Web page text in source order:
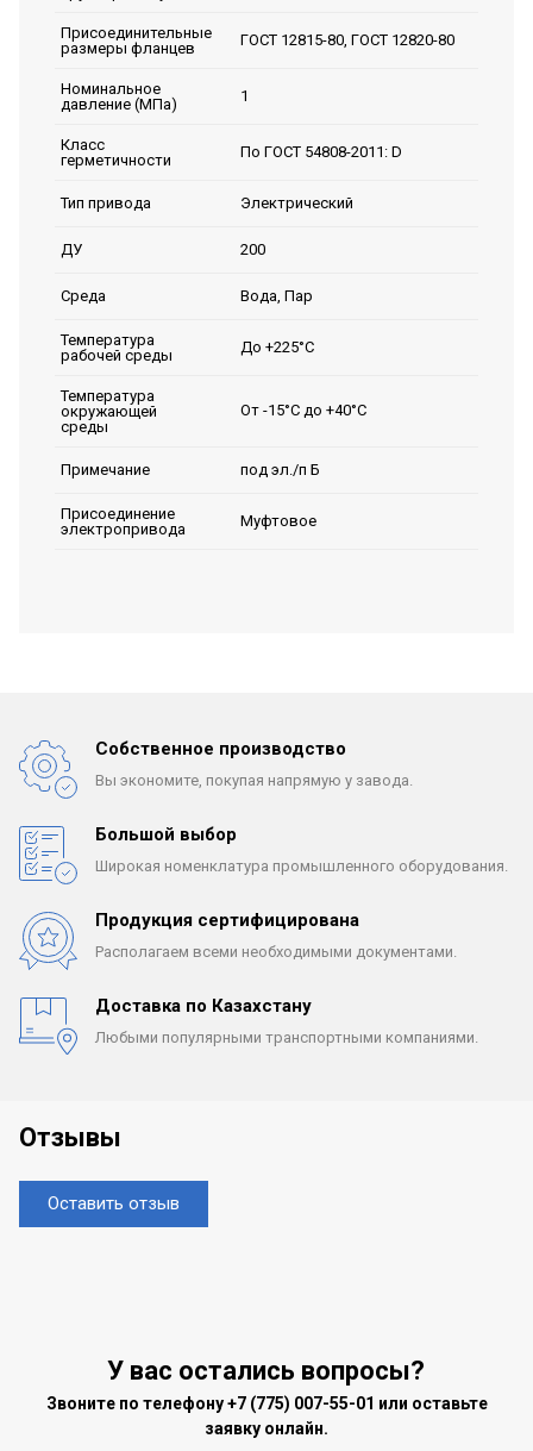
Присоединительные
размеры фланцев
ГОСТ 12815-80, ГОСТ 12820-80
Номинальное
давление (МПа)
1
Класс
герметичности
По ГОСТ 54808-2011: D
Тип привода Электрический
ДУ 200
Среда Вода, Пар
Температура
рабочей среды
До +225°С
Температура
окружающей
среды
От -15°С до +40°С
Примечание под эл./п Б
Присоединение
электропривода
Муфтовое
Собственное производство
Вы экономите, покупая напрямую у завода.
Большой выбор
Широкая номенклатура промышленного оборудования.
Продукция сертифицирована
Располагаем всеми необходимыми документами.
Доставка по Казахстану
Любыми популярными транспортными компаниями.
Отзывы
Оставить отзыв
У вас остались вопросы?
Звоните по телефону+7 (775) 007-55-01 или оставьте
заявку онлайн.